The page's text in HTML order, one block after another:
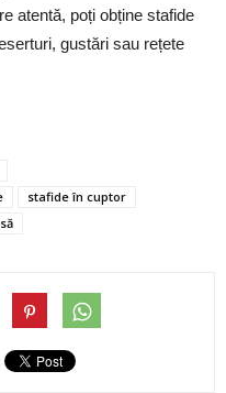
atentă, poți obține stafide
gustări sau rețete
stafide în cuptor